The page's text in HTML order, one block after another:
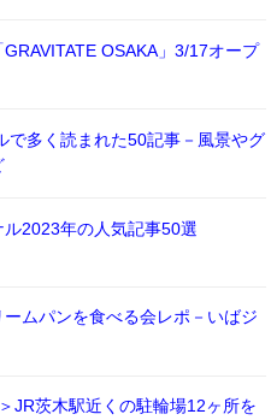
OSAKA」3/17オープ
で多く読まれた50記事－風景やグ
2023年の人気記事50選
ムパンを食べる会レポ－いばジ
JR茨木駅近くの駐輪場12ヶ所を